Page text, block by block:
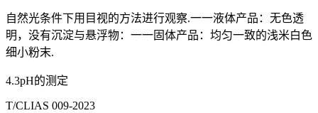
自然光条件下用目视的方法进行观察.一一液体产品：无色透
明，没有沉淀与悬浮物：一一固体产品：均匀一致的浅米白色
细小粉末.
4.3pH的测定
T/CLIAS 009-2023